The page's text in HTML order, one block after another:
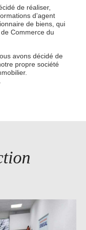
de réaliser,
d’agent
de biens, qui
Commerce du
avons décidé de
propre société